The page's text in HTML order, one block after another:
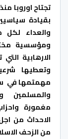
تجتاح اوروبا
بقيادة
والعداء
ومؤسسية
الارهابية
وتعطيها
مهمتمها في
والمسلمين
مغمورة
الاحداث من
من الزحف